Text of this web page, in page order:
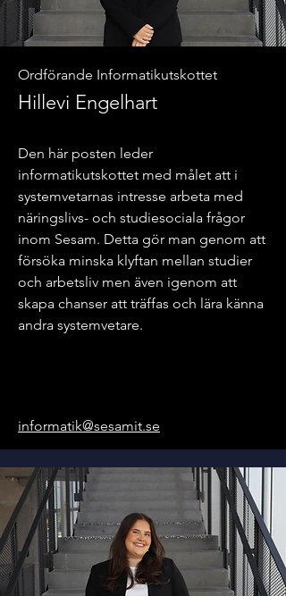
Ordförande Informatikutskottet
Hillevi Engelhart
Den här posten leder
informatikutskottet med målet att i
systemvetarnas intresse arbeta med
näringslivs- och studiesociala frågor
inom Sesam. Detta gör man genom att
försöka minska klyftan mellan studier
och arbetsliv men även igenom att
skapa chanser att träffas och lära känna
andra systemvetare.
informatik@sesamit.se